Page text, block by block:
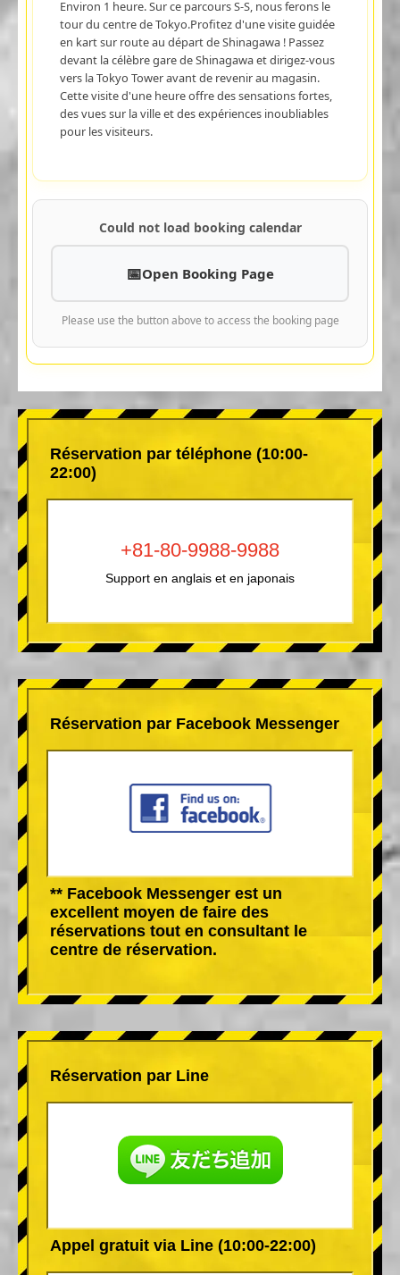
Environ 1 heure. Sur ce parcours S-S, nous ferons le
tour du centre de Tokyo.Profitez d'une visite guidée
en kart sur route au départ de Shinagawa ! Passez
devant la célèbre gare de Shinagawa et dirigez-vous
vers la Tokyo Tower avant de revenir au magasin.
Cette visite d'une heure offre des sensations fortes,
des vues sur la ville et des expériences inoubliables
pour les visiteurs.
Could not load booking calendar
Open Booking Page
Please use the button above to access the booking page
Réservation par téléphone (10:00-
22:00)
+81-80-9988-9988
Support en anglais et en japonais
Réservation par Facebook Messenger
** Facebook Messenger est un
excellent moyen de faire des
réservations tout en consultant le
centre de réservation.
Réservation par Line
Appel gratuit via Line (10:00-22:00)